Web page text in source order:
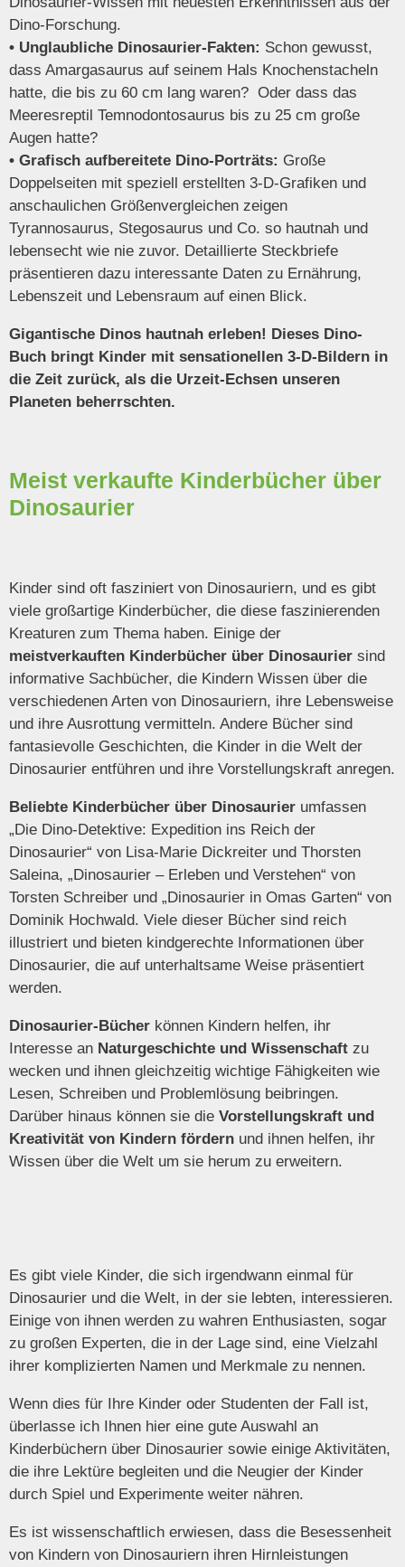
Dino-Forschung.
• Unglaubliche Dinosaurier-Fakten: Schon gewusst,
dass Amargasaurus auf seinem Hals Knochenstacheln
hatte, die bis zu 60 cm lang waren? Oder dass das
Meeresreptil Temnodontosaurus bis zu 25 cm große
Augen hatte?
• Grafisch aufbereitete Dino-Porträts: Große
Doppelseiten mit speziell erstellten 3-D-Grafiken und
anschaulichen Größenvergleichen zeigen
Tyrannosaurus, Stegosaurus und Co. so hautnah und
lebensecht wie nie zuvor. Detaillierte Steckbriefe
präsentieren dazu interessante Daten zu Ernährung,
Lebenszeit und Lebensraum auf einen Blick.
Gigantische Dinos hautnah erleben! Dieses Dino-
Buch bringt Kinder mit sensationellen 3-D-Bildern in
die Zeit zurück, als die Urzeit-Echsen unseren
Planeten beherrschten.
Meist verkaufte Kinderbücher über
Dinosaurier
Kinder sind oft fasziniert von Dinosauriern, und es gibt
viele großartige Kinderbücher, die diese faszinierenden
Kreaturen zum Thema haben. Einige der
meistverkauften Kinderbücher über Dinosaurier sind
informative Sachbücher, die Kindern Wissen über die
verschiedenen Arten von Dinosauriern, ihre Lebensweise
und ihre Ausrottung vermitteln. Andere Bücher sind
fantasievolle Geschichten, die Kinder in die Welt der
Dinosaurier entführen und ihre Vorstellungskraft anregen.
Beliebte Kinderbücher über Dinosaurier umfassen
„Die Dino-Detektive: Expedition ins Reich der
Dinosaurier“ von Lisa-Marie Dickreiter und Thorsten
Saleina, „Dinosaurier – Erleben und Verstehen“ von
Torsten Schreiber und „Dinosaurier in Omas Garten“ von
Dominik Hochwald. Viele dieser Bücher sind reich
illustriert und bieten kindgerechte Informationen über
Dinosaurier, die auf unterhaltsame Weise präsentiert
werden.
Dinosaurier-Bücher können Kindern helfen, ihr
Interesse an Naturgeschichte und Wissenschaft zu
wecken und ihnen gleichzeitig wichtige Fähigkeiten wie
Lesen, Schreiben und Problemlösung beibringen.
Darüber hinaus können sie die Vorstellungskraft und
Kreativität von Kindern fördern und ihnen helfen, ihr
Wissen über die Welt um sie herum zu erweitern.
Es gibt viele Kinder, die sich irgendwann einmal für
Dinosaurier und die Welt, in der sie lebten, interessieren.
Einige von ihnen werden zu wahren Enthusiasten, sogar
zu großen Experten, die in der Lage sind, eine Vielzahl
ihrer komplizierten Namen und Merkmale zu nennen.
Wenn dies für Ihre Kinder oder Studenten der Fall ist,
überlasse ich Ihnen hier eine gute Auswahl an
Kinderbüchern über Dinosaurier sowie einige Aktivitäten,
die ihre Lektüre begleiten und die Neugier der Kinder
durch Spiel und Experimente weiter nähren.
Es ist wissenschaftlich erwiesen, dass die Besessenheit
von Kindern von Dinosauriern ihren Hirnleistungen